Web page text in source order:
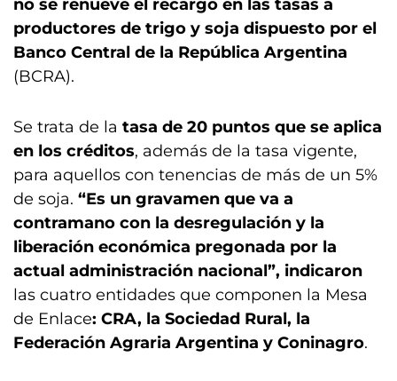
no se renueve el recargo en las tasas a
productores de trigo y soja dispuesto por el
Banco Central de la República Argentina
(BCRA).
Se trata de la tasa de 20 puntos que se aplica
en los créditos, además de la tasa vigente,
para aquellos con tenencias de más de un 5%
de soja. “Es un gravamen que va a
contramano con la desregulación y la
liberación económica pregonada por la
actual administración nacional”, indicaron
las cuatro entidades que componen la Mesa
de Enlace: CRA, la Sociedad Rural, la
Federación Agraria Argentina y Coninagro.